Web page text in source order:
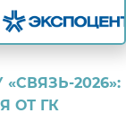
2026»:
ОТ ГК